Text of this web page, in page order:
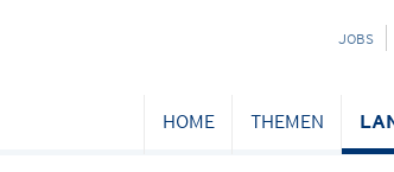
NAVIGATION
JOBS
HOME THEMEN